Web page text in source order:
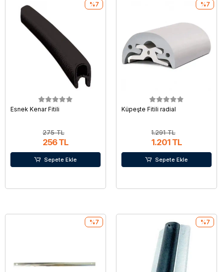
Esnek Kenar Fitili
275 TL
256 TL
%7
Sepete Ekle
Küpeşte Fitili radial
1.291 TL
1.201 TL
%7
Sepete Ekle
%7 %7